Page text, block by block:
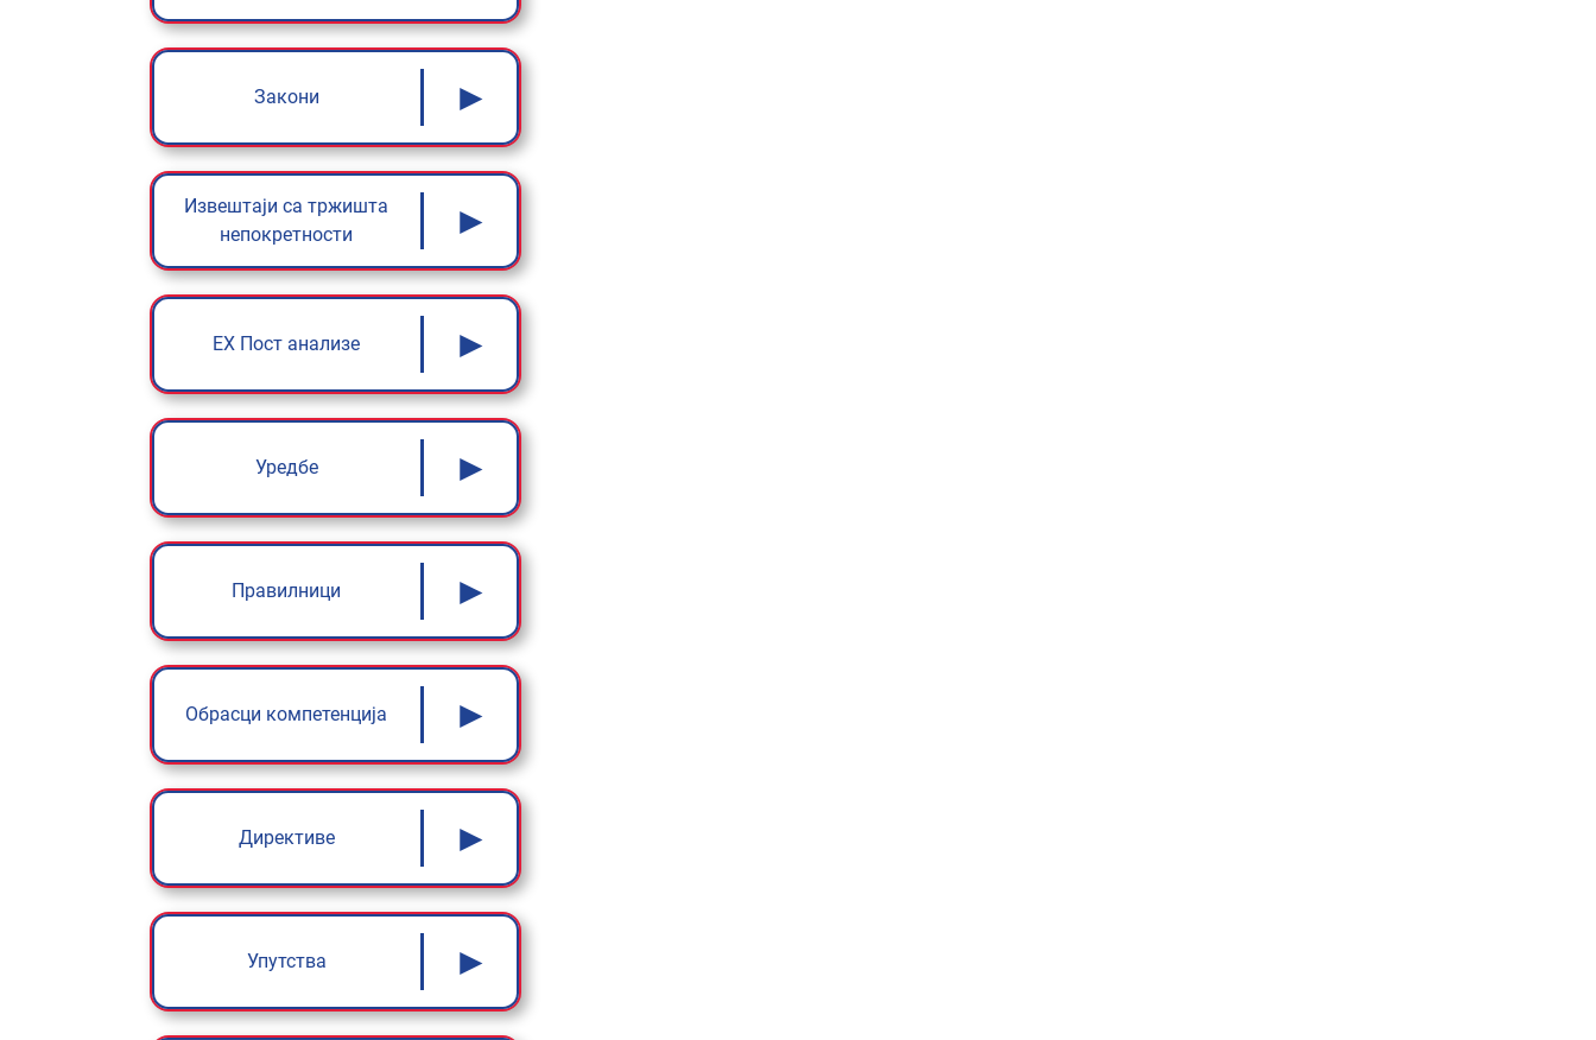
Закони ►
Извештаји са тржишта
непокретности
►
ЕX Пост анализе ►
Уредбе ►
Правилници ►
Обрасци компетенција ►
Директиве ►
Упутства ►